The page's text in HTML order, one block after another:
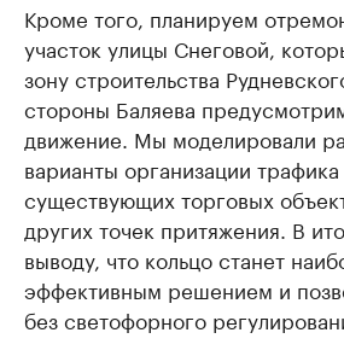
Кроме того, планируем
участок улицы Снеговой,
зону строительства
стороны Баляева
движение. Мы моделировали
варианты организации
существующих торговых
других точек притяжения. В
выводу, что кольцо станет
эффективным решением и
без светофорного